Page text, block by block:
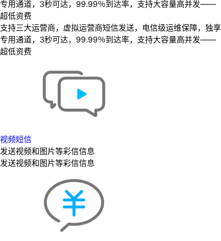
专用通道，3秒可达，99.99％到达率，支持大容量高并发——
超低资费
支持三大运营商，虚拟运营商短信发送，电信级运维保障，独享
专用通道，3秒可达，99.99％到达率，支持大容量高并发——
超低资费
视频短信
发送视频和图片等彩信信息
发送视频和图片等彩信信息